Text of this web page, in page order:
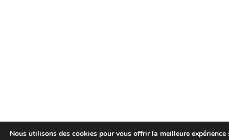
Nous utilisons des cookies pour vous offrir la meilleure expérience